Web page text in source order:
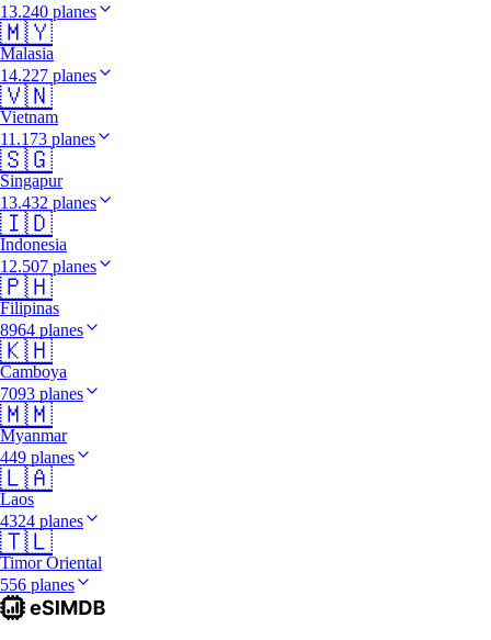
13.240 planes
🇲🇾
Malasia
14.227 planes
🇻🇳
Vietnam
11.173 planes
🇸🇬
Singapur
13.432 planes
🇮🇩
Indonesia
12.507 planes
🇵🇭
Filipinas
8964 planes
🇰🇭
Camboya
7093 planes
🇲🇲
Myanmar
449 planes
🇱🇦
Laos
4324 planes
🇹🇱
Timor Oriental
556 planes